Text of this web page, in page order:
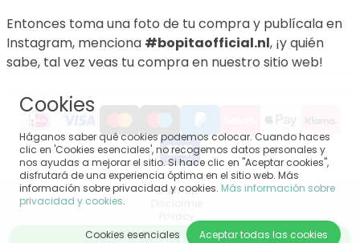
Filtros
Entonces toma una foto de tu compra y publícala en
Instagram, menciona #bopitaofficial.nl, ¡y quién
sabe, tal vez veas tu compra en nuestro sitio web!
Sitemap
Terminos y condiciones generales
Cookies
Háganos saber qué cookies podemos colocar. Cuando haces
clic en 'Cookies esenciales', no recogemos datos personales y
nos ayudas a mejorar el sitio. Si hace clic en "Aceptar cookies",
disfrutará de una experiencia óptima en el sitio web. Más
información sobre privacidad y cookies. Más información sobre
privacidad y cookies.
Aceptar todas las cookies
Cookies esenciales